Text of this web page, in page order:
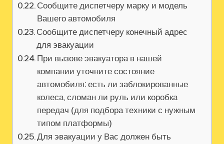
Сообщите диспетчеру марку и модель
Вашего автомобиля
Сообщите диспетчеру конечный адрес
для эвакуации
При вызове эвакуатора в нашей
компании уточните состояние
автомобиля: есть ли заблокированные
колеса, сломан ли руль или коробка
передач (для подбора техники с нужным
типом платформы)
Для эвакуации у Вас должен быть